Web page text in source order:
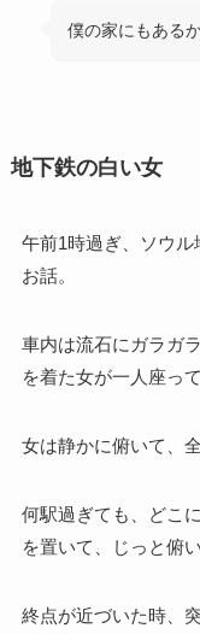
僕の家にもある
地下鉄の白い女
午前1時過ぎ、ソウ
お話。
車内は流石にガラガ
を着た女が一人座って
女は静かに俯いて、
何駅過ぎても、どこ
を置いて、じっと俯
終点が近づいた時、